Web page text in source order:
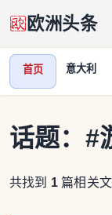
欧洲头条
首页 意大利
话题： #
共找到 1 篇相关